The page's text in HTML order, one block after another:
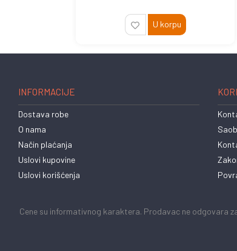
U korpu
INFORMACIJE
Dostava robe
O nama
Način plaćanja
Uslovi kupovine
Uslovi korišćenja
Cene su informativnog karaktera. Prodavac ne odgovara